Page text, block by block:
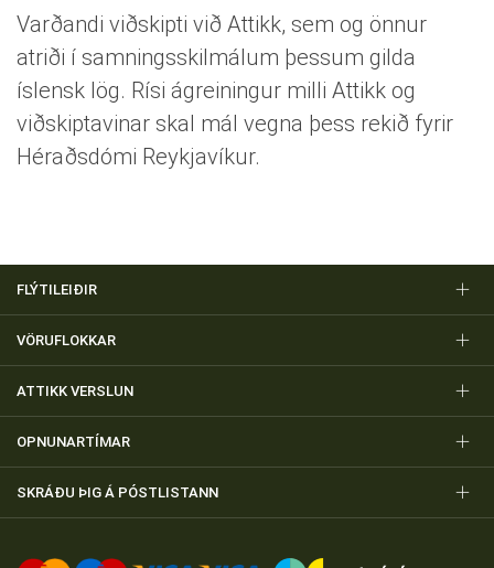
Varðandi viðskipti við Attikk, sem og önnur
atriði í samningsskilmálum þessum gilda
íslensk lög. Rísi ágreiningur milli Attikk og
viðskiptavinar skal mál vegna þess rekið fyrir
Héraðsdómi Reykjavíkur.
FLÝTILEIÐIR
VÖRUFLOKKAR
ATTIKK VERSLUN
OPNUNARTÍMAR
SKRÁÐU ÞIG Á PÓSTLISTANN